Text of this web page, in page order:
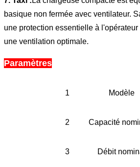
basique non fermée avec ventilateur.
une protection essentielle à
une ventilation optimale.
Paramètres
1 Modèle
2 Capacité
3 Débit